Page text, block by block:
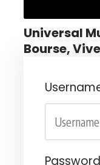
Universal
Bourse,
Password